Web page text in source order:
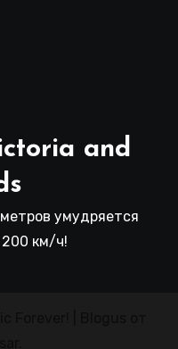
and
умудряется
200 км/ч!